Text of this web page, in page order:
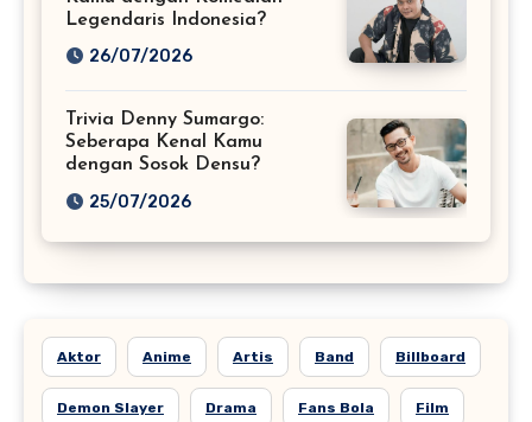
Legendaris Indonesia?
26/07/2026
Trivia Denny Sumargo:
Seberapa Kenal Kamu
dengan Sosok Densu?
25/07/2026
Aktor Anime Artis Band Billboard
Demon Slayer Drama Fans Bola Film